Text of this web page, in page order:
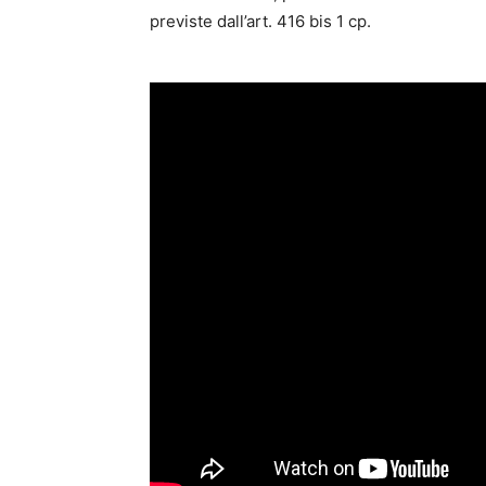
previste dall’art. 416 bis 1 cp.